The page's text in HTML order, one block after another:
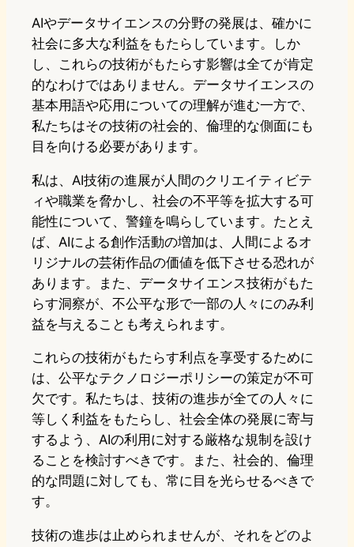
AIやデータサイエンスの分野の発展は、確かに
社会に多大な利益をもたらしています。しか
し、これらの技術がもたらす影響は全てが肯定
的なわけではありません。データサイエンスの
基本用語や応用についての理解が進む一方で、
私たちはその技術の社会的、倫理的な側面にも
目を向ける必要があります。
私は、AI技術の進展が人間のクリエイティビテ
ィや職業を脅かし、社会の不平等を拡大する可
能性について、警鐘を鳴らしています。たとえ
ば、AIによる創作活動の増加は、人間によるオ
リジナルの芸術作品の価値を低下させる恐れが
あります。また、データサイエンス技術がもた
らす洞察が、不公平な形で一部の人々にのみ利
益を与えることも考えられます。
これらの技術がもたらす利点を享受するために
は、公平なテクノロジーポリシーの策定が不可
欠です。私たちは、技術の進歩が全ての人々に
等しく利益をもたらし、社会全体の発展に寄与
するよう、AIの利用に対する厳格な規制を設け
ることを検討すべきです。また、社会的、倫理
的な問題に対しても、常に目を光らせるべきで
す。
技術の進歩は止められませんが、それをどのよ